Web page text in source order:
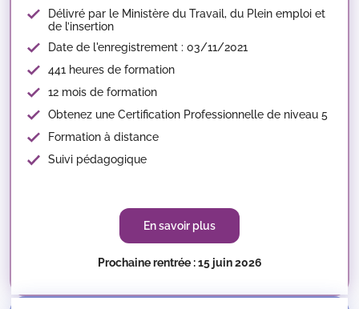
Délivré par le Ministère du Travail, du Plein emploi et
de l’insertion
Date de l'enregistrement : 03/11/2021
441 heures de formation
12 mois de formation
Obtenez une Certification Professionnelle de niveau 5
Formation à distance
Suivi pédagogique
En savoir plus
Prochaine rentrée : 15 juin 2026